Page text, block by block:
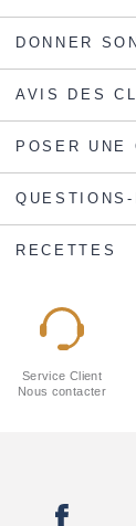
DONNER
AVIS DES
POSER UNE
QUESTIONS-
RECETTES
Service Client
Nous contacter